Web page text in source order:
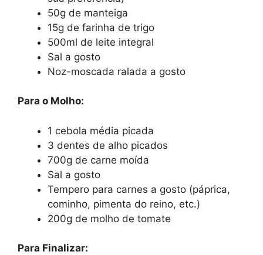
50g de manteiga
15g de farinha de trigo
500ml de leite integral
Sal a gosto
Noz-moscada ralada a gosto
Para o Molho:
1 cebola média picada
3 dentes de alho picados
700g de carne moída
Sal a gosto
Tempero para carnes a gosto (páprica,
cominho, pimenta do reino, etc.)
200g de molho de tomate
Para Finalizar: